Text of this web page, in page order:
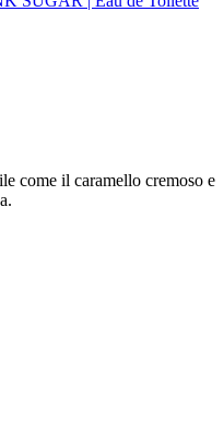
come il caramello cremoso e